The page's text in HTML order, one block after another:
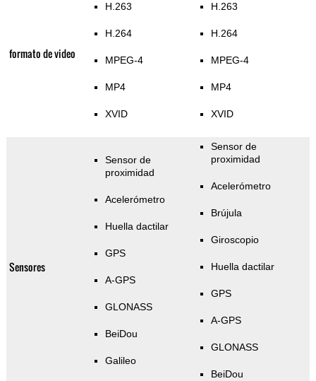
formato de video
H.263
H.264
MPEG-4
MP4
XVID
H.263
H.264
MPEG-4
MP4
XVID
Sensores
Sensor de
proximidad
Acelerómetro
Huella dactilar
GPS
A-GPS
GLONASS
BeiDou
Galileo
Sensor de
proximidad
Acelerómetro
Brújula
Giroscopio
Huella dactilar
GPS
A-GPS
GLONASS
BeiDou